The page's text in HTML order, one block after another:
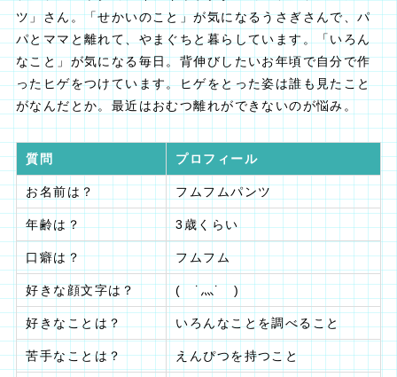
ツ」さん。「せかいのこと」が気になるうさぎさんで、パ
パとママと離れて、やまぐちと暮らしています。「いろん
なこと」が気になる毎日。背伸びしたいお年頃で自分で作
ったヒゲをつけています。ヒゲをとった姿は誰も見たこと
がなんだとか。最近はおむつ離れができないのが悩み。
質問 プロフィール
お名前は？ フムフムパンツ
年齢は？ 3歳くらい
口癖は？ フムフム
好きな顔文字は？ ( ˙灬˙ )
好きなことは？ いろんなことを調べること
苦手なことは？ えんぴつを持つこと